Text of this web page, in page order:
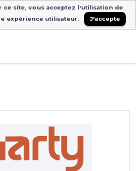
site, vous acceptez l'utilisation de
expérience utilisateur.
J'accepte